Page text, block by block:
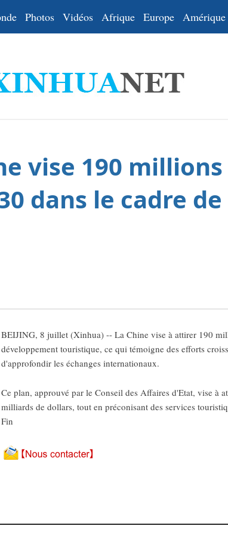
Photos Vidéos Afrique Europe
vise 190
dans le cadre
BEIJING, 8 juillet (Xinhua) -- La Chine vise à attirer 190
développement touristique, ce qui témoigne des efforts
d'approfondir les échanges internationaux.
Ce plan, approuvé par le Conseil des Affaires d'Etat, vise à
milliards de dollars, tout en préconisant des services
Fin